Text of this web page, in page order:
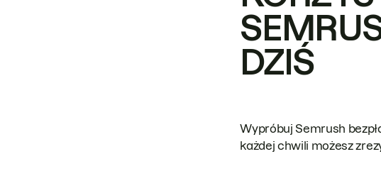
DZIŚ
Wypróbuj Semrush
każdej chwili możesz